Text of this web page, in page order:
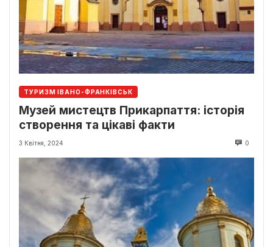
ТУРИЗМ ІВАНО-ФРАНКІВСЬК
Музей мистецтв Прикарпаття: історія
створення та цікаві факти
3 Квітня, 2024 0